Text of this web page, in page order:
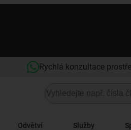
Rychlá konzultace
Odvětví Služby